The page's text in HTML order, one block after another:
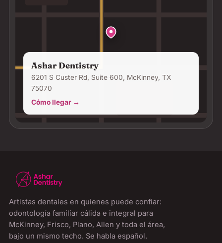
Ashar Dentistry
6201 S Custer Rd, Suite 600, McKinney, TX
75070
Cómo llegar →
Artistas dentales en quienes puede confiar:
odontología familiar cálida e integral para
McKinney, Frisco, Plano, Allen y toda el área,
bajo un mismo techo. Se habla español.